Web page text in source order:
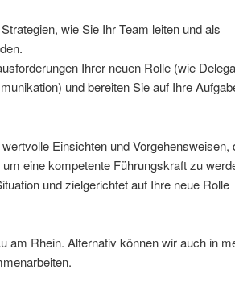
wie Sie Ihr Team leiten und als
Ihrer neuen Rolle (wie
und bereiten Sie auf Ihre
Einsichten und Vorgehensweisen,
eine kompetente Führungskraft zu
und zielgerichtet auf Ihre neue Rolle
am Rhein. Alternativ können wir auch in